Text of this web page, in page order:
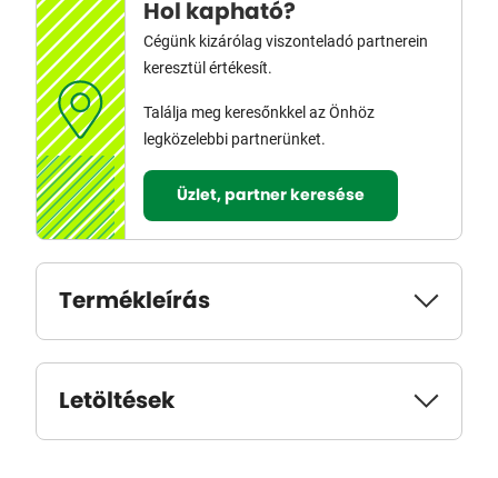
Hol kapható?
Cégünk kizárólag viszonteladó partnerein
keresztül értékesít.
Találja meg keresőnkkel az Önhöz
legközelebbi partnerünket.
Üzlet, partner keresése
Termékleírás
Letöltések